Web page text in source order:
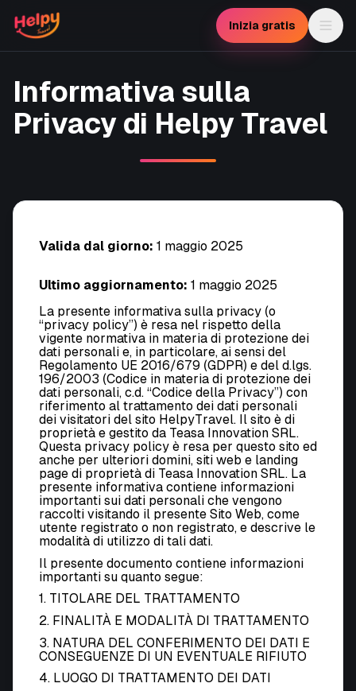
Inizia gratis
Informativa sulla
Privacy di Helpy Travel
Valida dal giorno: 1 maggio 2025
Ultimo aggiornamento: 1 maggio 2025
La presente informativa sulla privacy (o
“privacy policy”) è resa nel rispetto della
vigente normativa in materia di protezione dei
dati personali e, in particolare, ai sensi del
Regolamento UE 2016/679 (GDPR) e del d.lgs.
196/2003 (Codice in materia di protezione dei
dati personali, c.d. “Codice della Privacy”) con
riferimento al trattamento dei dati personali
dei visitatori del sito HelpyTravel. Il sito è di
proprietà e gestito da Teasa Innovation SRL.
Questa privacy policy è resa per questo sito ed
anche per ulteriori domini, siti web e landing
page di proprietà di Teasa Innovation SRL. La
presente informativa contiene informazioni
importanti sui dati personali che vengono
raccolti visitando il presente Sito Web, come
utente registrato o non registrato, e descrive le
modalità di utilizzo di tali dati.
Il presente documento contiene informazioni
importanti su quanto segue:
1. TITOLARE DEL TRATTAMENTO
2. FINALITÀ E MODALITÀ DI TRATTAMENTO
3. NATURA DEL CONFERIMENTO DEI DATI E
CONSEGUENZE DI UN EVENTUALE RIFIUTO
4. LUOGO DI TRATTAMENTO DEI DATI